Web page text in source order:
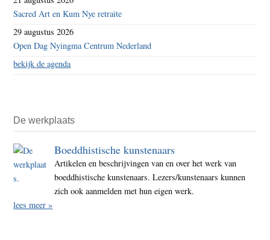
Sacred Art en Kum Nye retraite
29 augustus 2026
Open Dag Nyingma Centrum Nederland
bekijk de agenda
De werkplaats
Boeddhistische kunstenaars
Artikelen en beschrijvingen van en over het werk van
boeddhistische kunstenaars. Lezers/kunstenaars kunnen
zich ook aanmelden met hun eigen werk.
lees meer »